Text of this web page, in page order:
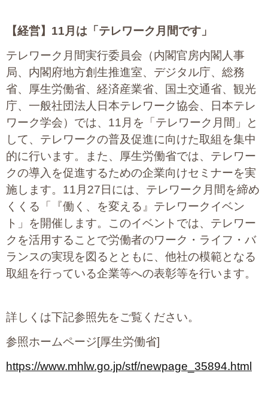
【経営】 11月は「テレワーク月間です」
テレワーク月間実行委員会（内閣官房内閣人事
局、内閣府地方創生推進室、デジタル庁、総務
省、厚生労働省、経済産業省、国土交通省、観光
庁、一般社団法人日本テレワーク協会、日本テレ
ワーク学会）では、11月を「テレワーク月間」と
して、テレワークの普及促進に向けた取組を集中
的に行います。また、厚生労働省では、テレワー
クの導入を促進するための企業向けセミナーを実
施します。11月27日には、テレワーク月間を締め
くくる「『働く、を変える』テレワークイベン
ト」を開催します。このイベントでは、テレワー
クを活用することで労働者のワーク・ライフ・バ
ランスの実現を図るとともに、他社の模範となる
取組を行っている企業等への表彰等を行います。
詳しくは下記参照先をご覧ください。
参照ホームページ[厚生労働省]
https://www.mhlw.go.jp/stf/newpage_35894.html